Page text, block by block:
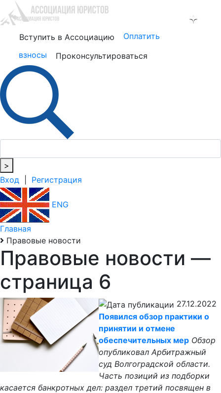
Вступить в Ассоциацию
Оплатить
взносы
Проконсультироваться
>
Вход
Регистрация
ENG
Главная
Правовые новости
Правовые новости —
страница 6
27.12.2022
Появился обзор практики о
принятии и отмене
обеспечительных мер Обзор
опубликовал Арбитражный
суд Волгоградской области.
Часть позиций из подборки
касается банкротных дел: раздел третий посвящен в